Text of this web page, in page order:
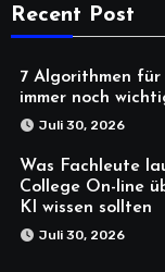
Recent Post
7 Algorithmen für
immer noch
Juli 30, 2026
Was Fachleute
College On-line
KI wissen sollten
Juli 30, 2026